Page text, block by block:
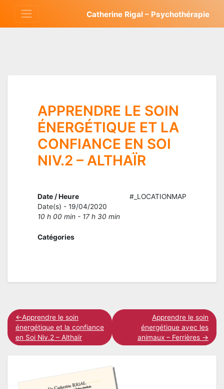
contenu
Catherine Rigal – Psychothérapie
APPRENDRE LE SOIN
ÉNERGÉTIQUE ET LA
CONFIANCE EN SOI
NIV.2 – ALTHAÏR
#_LOCATIONMAP
Date / Heure
Date(s) - 19/04/2020
10 h 00 min - 17 h 30 min
Catégories
Navigation
de
l’article
Apprendre le soin
énergétique et la confiance
en Soi Niv.2 – Althaïr
Apprendre le soin
énergétique avec les
animaux – Ferrières